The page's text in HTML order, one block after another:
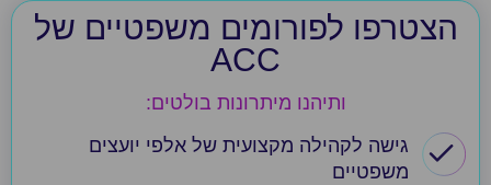
הצטרפו לפורומים משפטיים של
ACC
ותיהנו מיתרונות בולטים:
גישה לקהילה מקצועית של אלפי יועצים
משפטיים